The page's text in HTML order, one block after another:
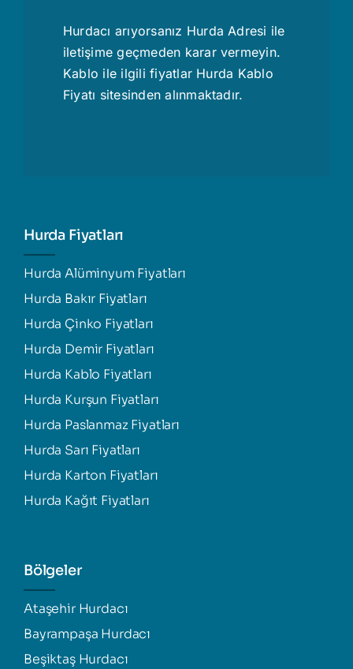
Hurdacı arıyorsanız Hurda Adresi ile
iletişime geçmeden karar vermeyin.
Kablo ile ilgili fiyatlar Hurda Kablo
Fiyatı sitesinden alınmaktadır.
Hurda Fiyatları
Hurda Alüminyum Fiyatları
Hurda Bakır Fiyatları
Hurda Çinko Fiyatları
Hurda Demir Fiyatları
Hurda Kablo Fiyatları
Hurda Kurşun Fiyatları
Hurda Paslanmaz Fiyatları
Hurda Sarı Fiyatları
Hurda Karton Fiyatları
Hurda Kağıt Fiyatları
Bölgeler
Ataşehir Hurdacı
Bayrampaşa Hurdacı
Beşiktaş Hurdacı